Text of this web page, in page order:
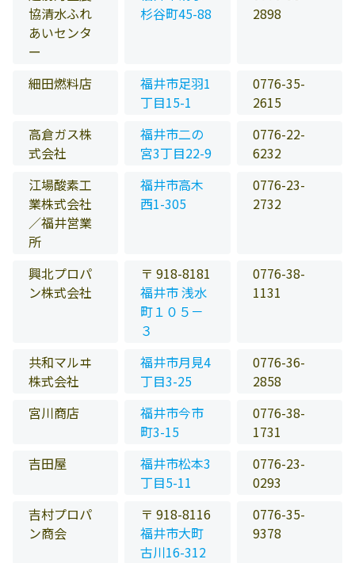
協清水ふれ
あいセンタ
ー
杉谷町45-88
2898
細田燃料店
福井市足羽1
丁目15-1
0776-35-
2615
高倉ガス株
式会社
福井市二の
宮3丁目22-9
0776-22-
6232
江場酸素工
業株式会社
／福井営業
所
福井市高木
西1-305
0776-23-
2732
興北プロパ
ン株式会社
〒 918-8181
福井市 浅水
町１０５－
３
0776-38-
1131
共和マルヰ
株式会社
福井市月見4
丁目3-25
0776-36-
2858
宮川商店
福井市今市
町3-15
0776-38-
1731
吉田屋
福井市松本3
丁目5-11
0776-23-
0293
吉村プロパ
ン商会
〒 918-8116
福井市大町
古川16-312
0776-35-
9378